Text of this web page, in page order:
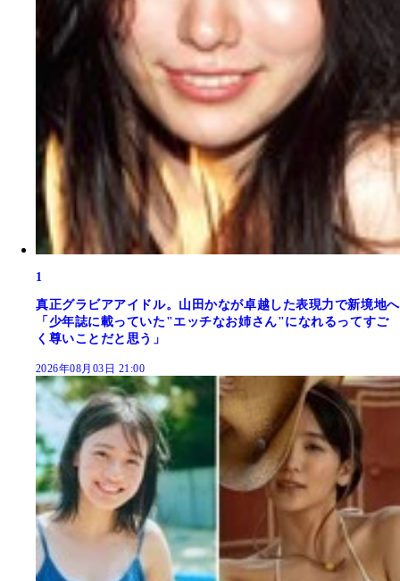
1
真正グラビアアイドル。山田かなが卓越した表現力で新境地へ
「少年誌に載っていた"エッチなお姉さん"になれるってすご
く尊いことだと思う」
2026年08月03日 21:00